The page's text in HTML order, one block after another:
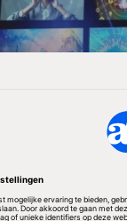
vraag